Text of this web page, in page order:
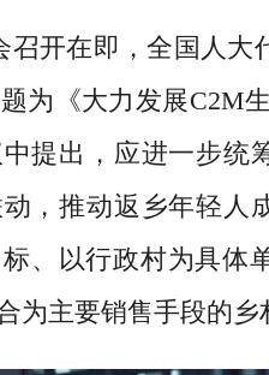
召开在即，全国人大
为《大力发展C2M
提出，应进一步统
，推动返乡年轻人
、以行政村为具体
为主要销售手段的乡